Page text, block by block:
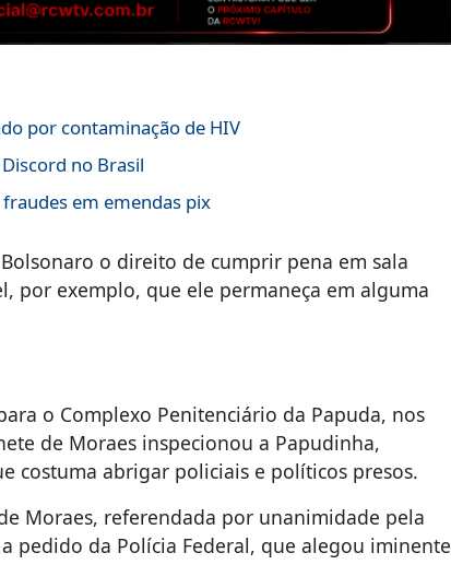
por contaminação de HIV
no Brasil
em emendas pix
o direito de cumprir pena em sala
por exemplo, que ele permaneça em alguma
o Complexo Penitenciário da Papuda, nos
de Moraes inspecionou a Papudinha,
costuma abrigar policiais e políticos presos.
Moraes, referendada por unanimidade pela
pedido da Polícia Federal, que alegou iminente